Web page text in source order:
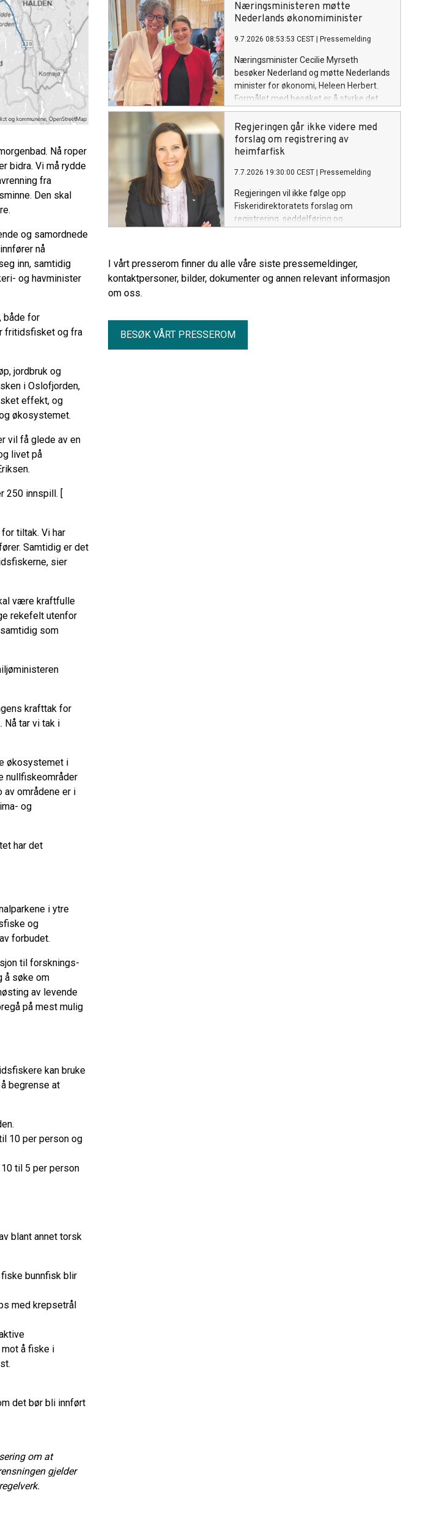
Nå roper
bidra. Vi må rydde
fra
Den skal
og samordnede
nå
inn, samtidig
og havminister
både for
fritidsfisket og fra
jordbruk og
i Oslofjorden,
effekt, og
økosystemet.
vil få glede av en
livet på
250 innspill. [
tiltak. Vi har
Samtidig er det
sier
være kraftfulle
rekefelt utenfor
som
krafttak for
Nå tar vi tak i
økosystemet i
nullfiskeområder
av områdene er i
og
har det
i ytre
og
forbudet.
til forsknings-
å søke om
av levende
på mest mulig
kan bruke
begrense at
10 per person og
til 5 per person
blant annet torsk
fiske bunnfisk blir
med krepsetrål
å fiske i
det bør bli innført
om at
gjelder
Næringsministeren møtte
Nederlands økonomiminister
9.7.2026 08:53:53 CEST Pressemelding
Næringsminister Cecilie Myrseth
besøker Nederland og møtte Nederlands
minister for økonomi, Heleen Herbert.
Formålet med besøket er å styrke det
økonomiske samarbeidet mellom Norge
og Nederland og legge til rette for økt
handel, investeringer og
næringslivssamarbeid.
Regjeringen går ikke videre med
forslag om registrering av
heimfarfisk
7.7.2026 19:30:00 CEST Pressemelding
Regjeringen vil ikke følge opp
Fiskeridirektoratets forslag om
registrering, seddelføring og
for såkalt heimfarfisk eller kokfisk
videreføres.
I vårt presserom finner du alle våre siste pressemeldinger,
kontaktpersoner, bilder, dokumenter og annen relevant informasjon
om oss.
BESØK VÅRT PRESSEROM